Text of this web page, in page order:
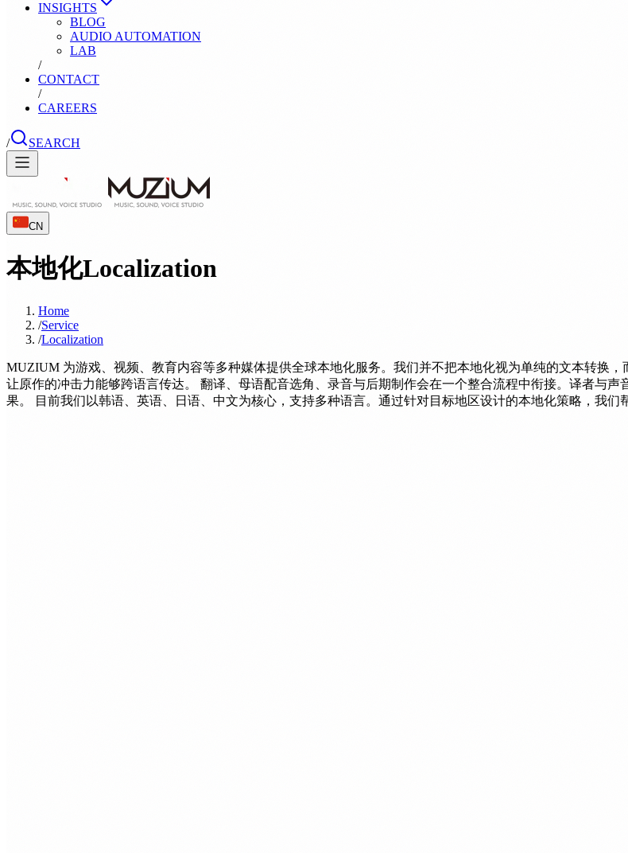
INSIGHTS
BLOG
AUDIO AUTOMATION
LAB
/
CONTACT
/
CAREERS
/ SEARCH
CN
本地化Localization
Home
/Service
/Localization
MUZIUM 为游戏、视频、教育内容等多种媒体提供全球本地化服务。我们并不把本地化视为单纯的文本转换，
让原作的冲击力能够跨语言传达。 翻译、母语配音选角、录音与后期制作会在一个整合流程中衔接。译者与
果。 目前我们以韩语、英语、日语、中文为核心，支持多种语言。通过针对目标地区设计的本地化策略，我们